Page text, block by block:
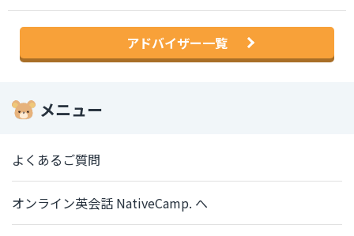
アドバイザー一覧
メニュー
よくあるご質問
オンライン英会話 NativeCamp. へ